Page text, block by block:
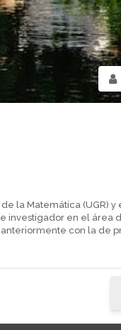
la Matemática (UGR) y
investigador en el área
con la de